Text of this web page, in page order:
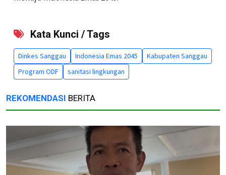
Kata Kunci / Tags
Dinkes Sanggau Indonesia Emas 2045
Kabupaten Sanggau
Program ODF
sanitasi lingkungan
REKOMENDASI BERITA